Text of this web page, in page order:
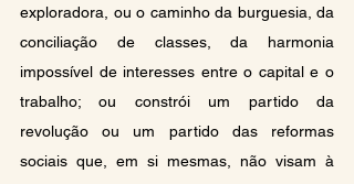
exploradora, ou o caminho da burguesia, da
conciliação de classes, da harmonia
impossível de interesses entre o capital e o
trabalho; ou constrói um partido da
revolução ou um partido das reformas
sociais que, em si mesmas, não visam à